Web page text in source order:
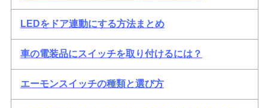
LEDをドア連動にする方法まとめ
車の電装品にスイッチを取り付けるには？
エーモンスイッチの種類と選び方